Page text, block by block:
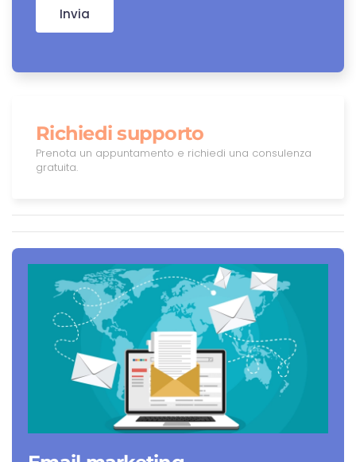
Invia
Richiedi supporto
Prenota un appuntamento e richiedi una consulenza
gratuita.